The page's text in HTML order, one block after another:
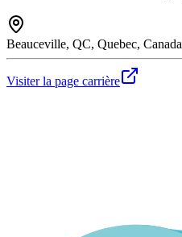
Beauceville, QC, Quebec, Canada
Visiter la page carrière